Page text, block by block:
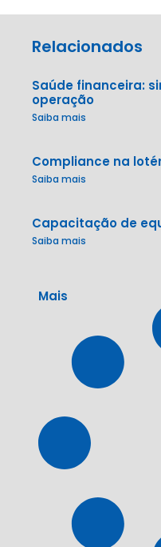
Relacionados
Saúde financeira:
operação
Saiba mais
Compliance na
Saiba mais
Capacitação de
Saiba mais
Mais